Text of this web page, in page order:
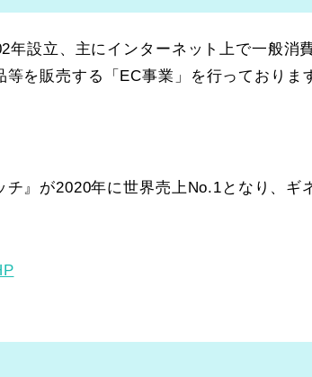
年設立、主にインターネット上で一般消
を販売する「EC事業」を行っておりま
』が2020年に世界売上No.1となり、ギ